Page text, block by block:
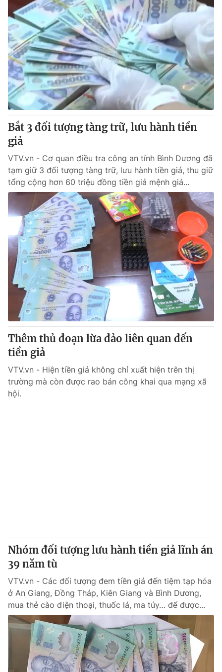
Bắt 3 đối tượng tàng trữ, lưu hành tiền
giả
VTV.vn - Cơ quan điều tra công an tỉnh Bình Dương đã
tạm giữ 3 đối tượng tàng trữ, lưu hành tiền giả, thu giữ
tổng cộng hơn 60 triệu đồng tiền giả mệnh giá...
Thêm thủ đoạn lừa đảo liên quan đến
tiền giả
VTV.vn - Hiện tiền giả không chỉ xuất hiện trên thị
trường mà còn được rao bán công khai qua mạng xã
hội.
Nhóm đối tượng lưu hành tiền giả lĩnh án
39 năm tù
VTV.vn - Các đối tượng đem tiền giả đến tiệm tạp hóa
ở An Giang, Đồng Tháp, Kiên Giang và Bình Dương,
mua thẻ cào điện thoại, thuốc lá, ma túy… để được...